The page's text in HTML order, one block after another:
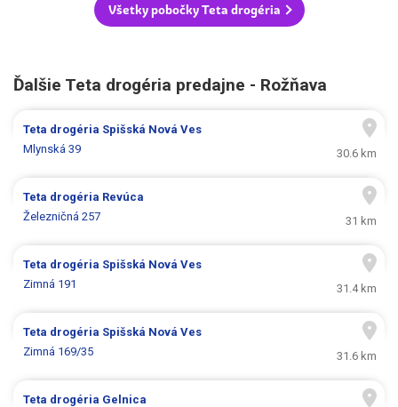
Všetky pobočky Teta drogéria
Ďalšie Teta drogéria predajne - Rožňava
Teta drogéria Spišská Nová Ves
Mlynská 39
30.6 km
Teta drogéria Revúca
Železničná 257
31 km
Teta drogéria Spišská Nová Ves
Zimná 191
31.4 km
Teta drogéria Spišská Nová Ves
Zimná 169/35
31.6 km
Teta drogéria Gelnica